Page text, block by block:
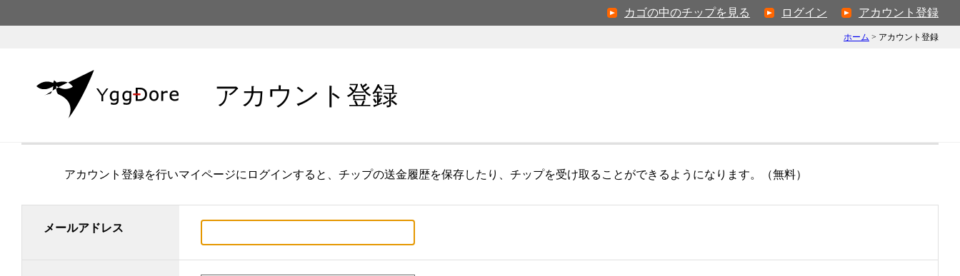
アカウント登録
カゴの中のチップを見る ログイン アカウント登録
ホーム > アカウント登録
アカウント登録を行いマイページにログインすると、チップの送金履歴を保存したり、チップを受け取ることができるようになります。（無料）
メールアドレス